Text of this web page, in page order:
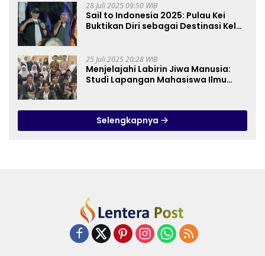
28 Juli 2025 09:50 WIB
Sail to Indonesia 2025: Pulau Kei
Buktikan Diri sebagai Destinasi Kelas
25 Juli 2025 20:28 WIB
Menjelajahi Labirin Jiwa Manusia:
Studi Lapangan Mahasiswa Ilmu
Selengkapnya